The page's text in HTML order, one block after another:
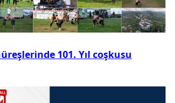
101. Yıl coşkusu